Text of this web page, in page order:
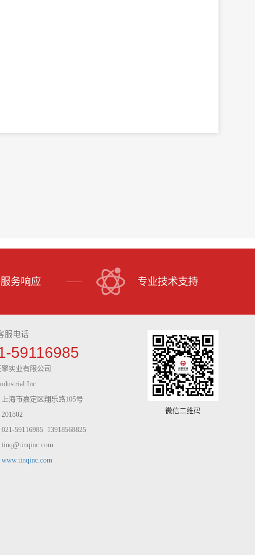
务响应 专业技术支持
服电话
59116985
擎实业有限公司
Inc.
海市嘉定区翔乐路105号
59116985 13918568825
www.tinqinc.com
微信二维码